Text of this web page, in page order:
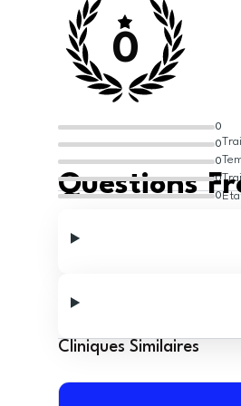
0
0
0
0
0
0
Questions
Cliniques Similaires